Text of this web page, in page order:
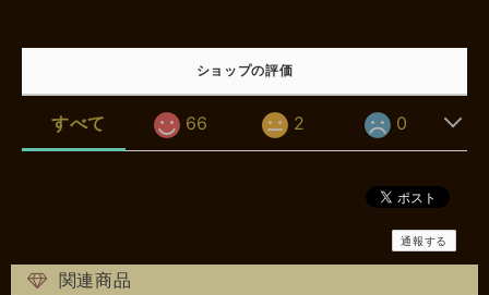
ショップの評価
すべて 66 2 0
通報する
関連商品